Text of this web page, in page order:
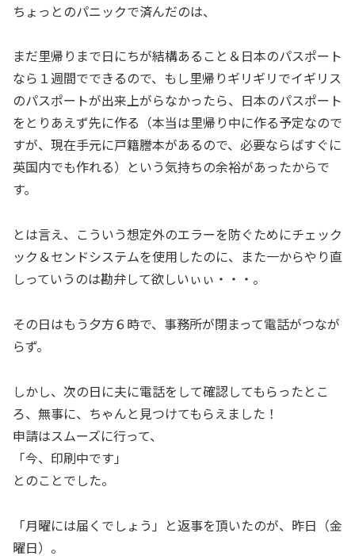
ちょっとのパニックで済んだのは、
まだ里帰りまで日にちが結構あること＆日本のパスポート
なら１週間でできるので、もし里帰りギリギリでイギリス
のパスポートが出来上がらなかったら、日本のパスポート
をとりあえず先に作る（本当は里帰り中に作る予定なので
すが、現在手元に戸籍謄本があるので、必要ならばすぐに
英国内でも作れる）という気持ちの余裕があったからで
す。
とは言え、こういう想定外のエラーを防ぐためにチェック
ック＆センドシステムを使用したのに、また一からやり直
しっていうのは勘弁して欲しいぃぃ・・・。
その日はもう夕方６時で、事務所が閉まって電話がつなが
らず。
しかし、次の日に夫に電話をして確認してもらったとこ
ろ、無事に、ちゃんと見つけてもらえました！
申請はスムーズに行って、
「今、印刷中です」
とのことでした。
「月曜には届くでしょう」と返事を頂いたのが、昨日（金
曜日）。